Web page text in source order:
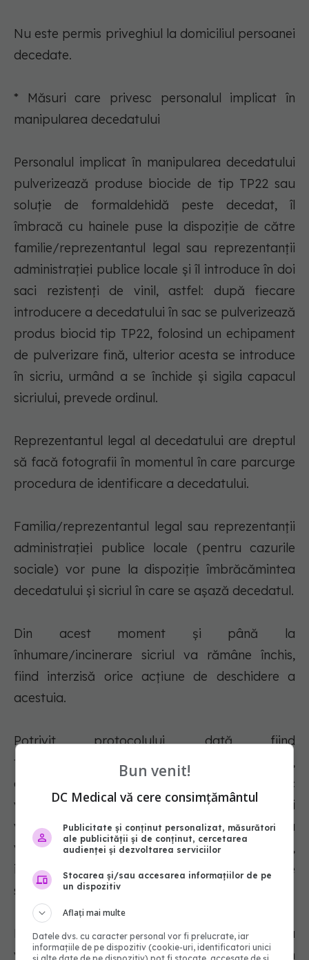
Nu este permis priveghiul la domiciliul persoanei
decedate.
* Măsuri care privesc personalul implicat în
manipularea decedatului
Personalul implicat în manipularea decedatului
pulverizează produse biocide de tip TP22 sau
soluţie de formaldehidă peste decedat, îl
îmbracă cu hainele puse la dispoziţie de către
familie/reprezentantul legal sau reprezentanţii
administraţiei publice locale şi îl introduce în doi
saci rezistenţi de vinil, astfel: după fiecare
introducere a decedatului în sac se pulverizează
produs biocid tip TP22, folosind un echipament
de pulverizare fină, ulterior acesta se introduce
în sicriu, urmând a se închide şi sigila capacul
sicriului, prevede ordinul.
Reprezentantul legal al decedatului are dreptul
să facă fotografii în momentul în care parcurge
procedura de identificare a decedatului.
Familia/reprezentantul legal sau reprezentanţii
administraţiei publice locale (pentru cazurile
sociale) vor pune la dispoziţie îmbrăcămintea
decedatului şi sicriul în care se aşază decedatul.
Din acest moment şi până la
înhumare/incinerare sicriul va rămâne închis,
fiind interzisă orice acţiune de deschidere a
acestuia.
Potrivit protocolului, dată fiind
transmisibilitatea ridicată a coronavirusului,
este recomandat ca persoanele clinic
vulnerabile, cele cu vârstă extremă (copii şi
vârstnici), persoanele cu comorbidităţi, să nu
vină în contact direct cu corpul decedatului,
indiferent dacă poartă echipament de protecţie
sau nu.
Persoanele aflate în izolare sau în carantină nu
vor participa la funeralii, se mai arată în
Bun venit!
DC Medical vă cere consimțământul
Publicitate și conținut personalizat, măsurători
ale publicității și de conținut, cercetarea
audienței și dezvoltarea serviciilor
Stocarea și/sau accesarea informațiilor de pe
un dispozitiv
Aflați mai multe
Datele dvs. cu caracter personal vor fi prelucrate, iar
informațiile de pe dispozitiv (cookie-uri, identificatori unici